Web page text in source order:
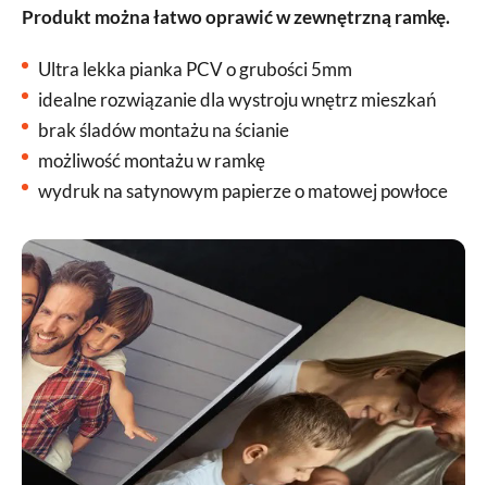
Produkt można łatwo oprawić w zewnętrzną ramkę.
Ultra lekka pianka PCV o grubości 5mm
idealne rozwiązanie dla wystroju wnętrz mieszkań
brak śladów montażu na ścianie
możliwość montażu w ramkę
wydruk na satynowym papierze o matowej powłoce